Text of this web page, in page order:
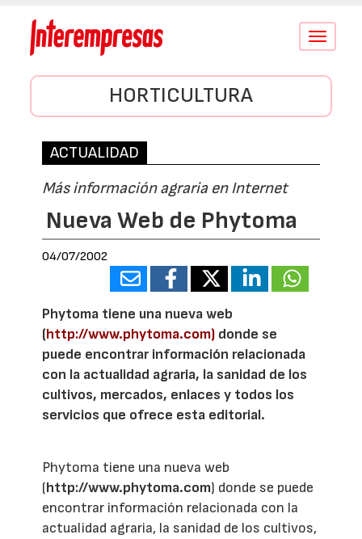
Conmutar
HORTICULTURA
ACTUALIDAD
Más información agraria en Internet
Nueva Web de Phytoma
04/07/2002
Phytoma tiene una nueva web
(http://www.phytoma.com) donde se
puede encontrar información relacionada
con la actualidad agraria, la sanidad de los
cultivos, mercados, enlaces y todos los
servicios que ofrece esta editorial.
Phytoma tiene una nueva web
(http://www.phytoma.com) donde se puede
encontrar información relacionada con la
actualidad agraria, la sanidad de los cultivos,